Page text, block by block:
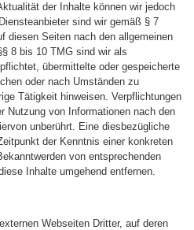
der Inhalte können wir jedoch
sind wir gemäß § 7
diesen Seiten nach den allgemeinen
8 bis 10 TMG sind wir als
übermittelte oder gespeicherte
oder nach Umständen zu
Tätigkeit hinweisen. Verpflichtungen
Nutzung von Informationen nach den
unberührt. Eine diesbezügliche
der Kenntnis einer konkreten
von entsprechenden
Inhalte umgehend entfernen.
Webseiten Dritter, auf deren